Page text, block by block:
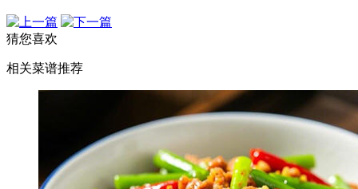
猜您喜欢
相关菜谱推荐